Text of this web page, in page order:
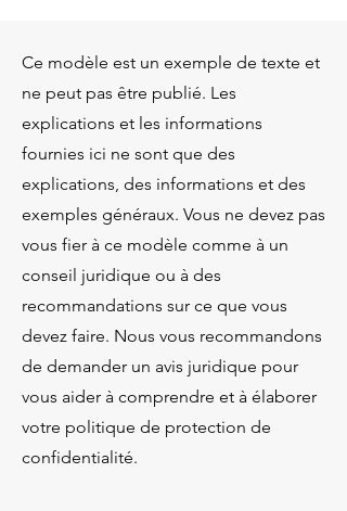
Ce modèle est un exemple de texte et
ne peut pas être publié. Les
explications et les informations
fournies ici ne sont que des
explications, des informations et des
exemples généraux. Vous ne devez pas
vous fier à ce modèle comme à un
conseil juridique ou à des
recommandations sur ce que vous
devez faire. Nous vous recommandons
de demander un avis juridique pour
vous aider à comprendre et à élaborer
votre politique de protection de
confidentialité.